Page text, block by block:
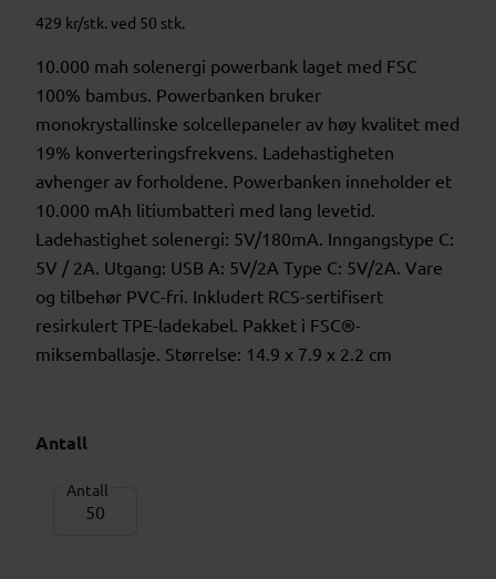
429 kr/stk. ved 50 stk.
10.000 mah solenergi powerbank laget med FSC
100% bambus. Powerbanken bruker
monokrystallinske solcellepaneler av høy kvalitet med
19% konverteringsfrekvens. Ladehastigheten
avhenger av forholdene. Powerbanken inneholder et
10.000 mAh litiumbatteri med lang levetid.
Ladehastighet solenergi: 5V/180mA. Inngangstype C:
5V / 2A. Utgang: USB A: 5V/2A Type C: 5V/2A. Vare
og tilbehør PVC-fri. Inkludert RCS-sertifisert
resirkulert TPE-ladekabel. Pakket i FSC®-
miksemballasje. Størrelse: 14.9 x 7.9 x 2.2 cm
Antall
Antall